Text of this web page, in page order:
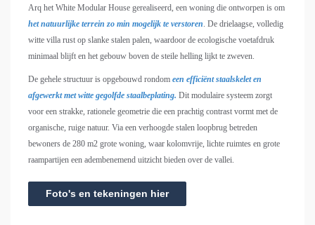
Arq het White Modular House gerealiseerd, een woning die ontworpen is om
het natuurlijke terrein zo min mogelijk te verstoren. De drielaagse, volledig
witte villa rust op slanke stalen palen, waardoor de ecologische voetafdruk
minimaal blijft en het gebouw boven de steile helling lijkt te zweven.
De gehele structuur is opgebouwd rondom een efficiënt staalskelet en
afgewerkt met witte gegolfde staalbeplating. Dit modulaire systeem zorgt
voor een strakke, rationele geometrie die een prachtig contrast vormt met de
organische, ruige natuur. Via een verhoogde stalen loopbrug betreden
bewoners de 280 m2 grote woning, waar kolomvrije, lichte ruimtes en grote
raampartijen een adembenemend uitzicht bieden over de vallei.
Foto's en tekeningen hier